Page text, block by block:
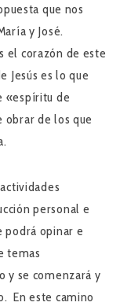
que nos
y José.
el corazón de este
Jesús es lo que
«espíritu de
de los que
personal e
podrá opinar e
temas
y se comenzará y
En este camino